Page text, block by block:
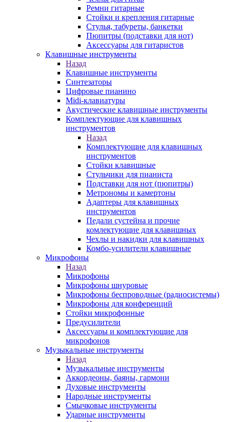
Ремни гитарные
Стойки и крепления гитарные
Стулья, табуреты, банкетки
Пюпитры (подставки для нот)
Аксессуары для гитаристов
Клавишные инструменты
Назад
Клавишные инструменты
Синтезаторы
Цифровые пианино
Midi-клавиатуры
Акустические клавишные инструменты
Комплектующие для клавишных
инструментов
Назад
Комплектующие для клавишных
инструментов
Стойки клавишные
Стульчики для пианиста
Подставки для нот (пюпитры)
Метрономы и камертоны
Адаптеры для клавишных
инструментов
Педали сустейна и прочие
комлектующие для клавишных
Чехлы и накидки для клавишных
Комбо-усилители клавишные
Микрофоны
Назад
Микрофоны
Микрофоны шнуровые
Микрофоны беспроводные (радиосистемы)
Микрофоны для конференций
Стойки микрофонные
Предусилители
Аксессуары и комплектующие для
микрофонов
Музыкальные инструменты
Назад
Музыкальные инструменты
Аккордеоны, баяны, гармони
Духовые инструменты
Народные инструменты
Смычковые инструменты
Ударные инструменты